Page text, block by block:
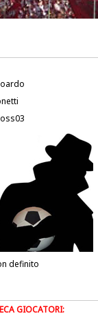
definito
GIOCATORI: